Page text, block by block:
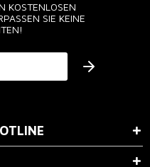
KOSTENLOSEN
SIE KEINE